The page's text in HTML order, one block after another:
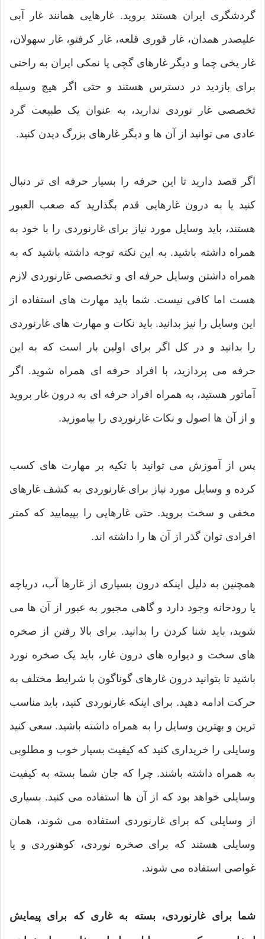
گردشگری ایران هستند بروید. غارهایی همانند غار آبی
علیصدر همدان، غار قوری قلعه، غار کرفتو، غار سهولان،
غار یخی چما و دیگر غارهای گچی یا نمکی ایران به راحتی
برای بازدید در دسترس هستند و حتی اگر هیچ وسیله
تخصصی غار نوردی ندارید، به عنوان یک طبیعت گرد
عادی می توانید از آن ها و دیگر غارهای بزرگ دیدن کنید.
اگر قصد دارید تا این حرفه را بسیار حرفه ای تر دنبال
کنید یا به درون غارهایی قدم بگذارید که صعب العبور
هستند، باید وسایل مورد نیاز برای غارنوردی را با خود به
همراه داشته باشید. به این نکته توجه داشته باشید که به
همراه داشتن وسایل حرفه ای و تخصصی غارنوردی لازم
هست اما کافی نیست. شما باید مهارت های استفاده از
این وسایل را نیز بدانید. باید نکات و مهارت های غارنوردی
را بدانید و در کل اگر برای اولین بار است که به این
حرفه می پردازید، با افراد حرفه ای همراه شوید. اگر
آماتور هستید، به همراه افراد حرفه ای به درون غار بروید
و از آن ها اصول و نکات غارنوردی را بیاموزید.
پس از آموزش می توانید با تکیه بر مهارت های کسب
کرده و وسایل مورد نیاز برای غارنوردی به کشف غارهای
مخفی و سخت بروید. حتی غارهایی را بپیمایید که کمتر
افرادی توان گذر از آن ها را داشته اند.
همچنین به دلیل اینکه درون بسیاری از غارها آب، دریاچه
یا رودخانه وجود دارد و گاهی مجبور به عبور از آن ها می
شوید، باید شنا کردن را بدانید. برای بالا رفتن از صخره
های سخت و دیواره های درون غار، باید یک صخره نورد
باشید تا بتوانید درون غارهای گوناگون با شرایط مختلف به
حرکت ادامه دهید. برای اینکه غارنوردی کنید، باید مناسب
ترین و بهترین وسایل را به همراه داشته باشید. سعی کنید
وسایلی را خریداری کنید که کیفیت بسیار خوب و مطلوبی
به همراه داشته باشند. چرا که جان شما بسته به کیفیت
وسایلی خواهد بود که از آن ها استفاده می کنید. بسیاری
از وسایلی که برای غارنوردی استفاده می شوند، همان
وسایلی هستند که برای صخره نوردی، کوهنوردی و یا
غواصی استفاده می شوند.
شما برای غارنوردی، بسته به غاری که برای پیمایش